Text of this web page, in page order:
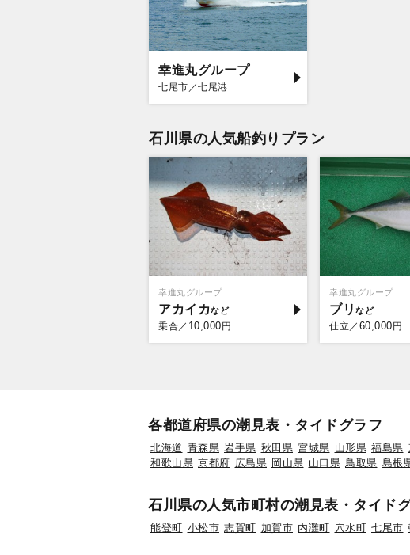
幸進丸グループ
七尾市／七尾港
石川県の人気船釣りプラン
幸進丸グループ
アカイカ
乗合／ 10,000 円
幸進丸グループ
ブリ
仕立／ 60,000 円
各都道府県の潮見表・タイドグラフ
北海道 青森県 岩手県 秋田県 宮城県 山形県 福島県
和歌山県 京都府 広島県 岡山県 山口県 鳥取県 島根
石川県の人気市町村の潮見表・タイド
能登町 小松市 志賀町 加賀市 内灘町 穴水町 七尾市